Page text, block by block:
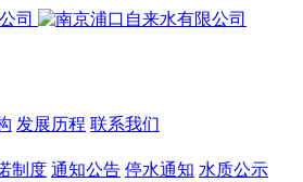
发展历程 联系我们
制度 通知公告 停水通知 水质公示